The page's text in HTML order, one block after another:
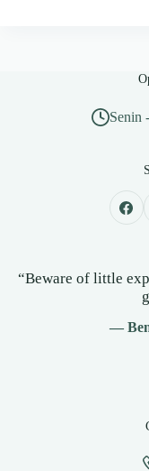
Senin
“Beware of little
—